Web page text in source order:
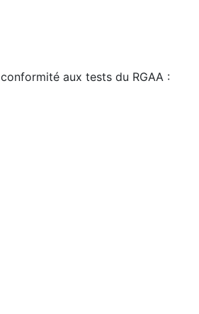
aux tests du RGAA :